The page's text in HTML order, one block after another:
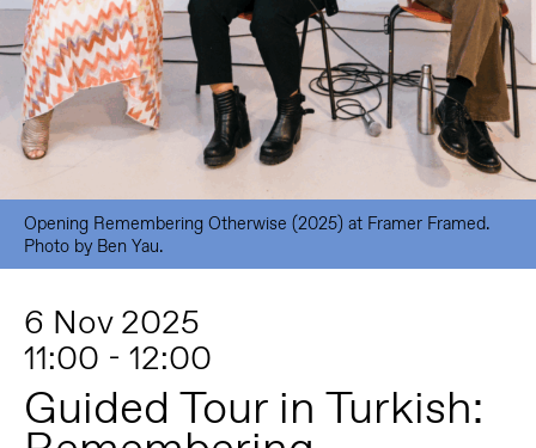
Opening Remembering Otherwise (2025) at Framer Framed.
Photo by Ben Yau.
6 Nov 2025
11:00 - 12:00
Guided Tour in Turkish: